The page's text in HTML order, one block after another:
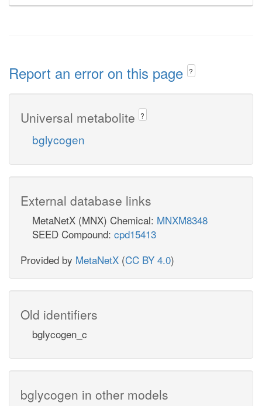
Report an error on this page ?
Universal metabolite ?
bglycogen
External database links
MetaNetX (MNX) Chemical: MNXM8348
SEED Compound: cpd15413
Provided by MetaNetX (CC BY 4.0)
Old identifiers
bglycogen_c
bglycogen in other models